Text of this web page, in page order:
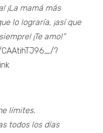
¡La mamá más
lo lograría, ¡así que
¡Te amo!”
?
límites.
todos los días